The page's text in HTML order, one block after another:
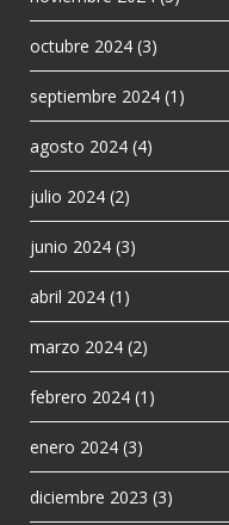
octubre 2024 (3)
septiembre 2024 (1)
agosto 2024 (4)
julio 2024 (2)
junio 2024 (3)
abril 2024 (1)
marzo 2024 (2)
febrero 2024 (1)
enero 2024 (3)
diciembre 2023 (3)